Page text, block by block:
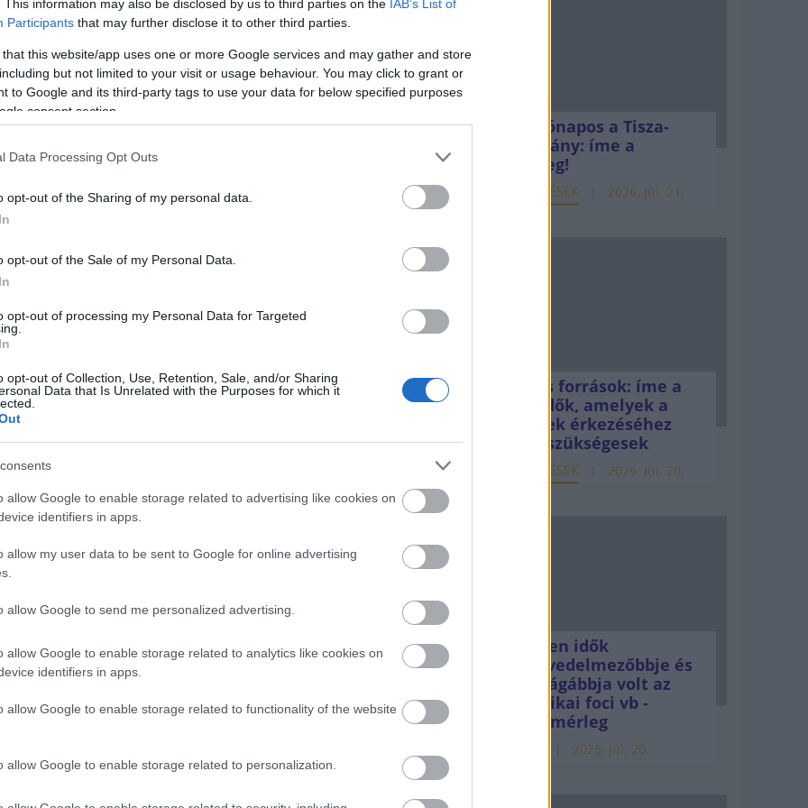
This information may also be disclosed by us to third parties on the IAB’s List of
Participants that may further disclose it to other third parties.
that this website/app uses one or more Google services and may gather and store
but not limited to your visit or usage behaviour. You may click to grant or
to Google and its third-party tags to use your data for below specified purposes
consent section.
Data Processing Opt Outs
opt-out of the Sharing of my personal data.
opt-out of the Sale of my Personal Data.
opt-out of processing my Personal Data for Targeted
opt-out of Collection, Use, Retention, Sale, and/or Sharing
Data that Is Unrelated with the Purposes for which it
allow Google to enable storage related to advertising like cookies on
identifiers in apps.
allow my user data to be sent to Google for online advertising
allow Google to send me personalized advertising.
allow Google to enable storage related to analytics like cookies on
identifiers in apps.
allow Google to enable storage related to functionality of the website
allow Google to enable storage related to personalization.
meg az ügyfelek az inflációt
korábbi elhalasztott inflációs díjemelést
is bármikor érvényesíthetik a bankok a
fizetési számlák költségeiben és díjaiban. Az
együttesen 8,1 százalék lenne. Ezt a
az MBH Bank alkalmazza
mértékével vagy valamivel az alatt emeli a
a bejelentett változtatásokat Gergely Péter, a
pénzügyi szakértője A későbbiekben az elhalasztott, 3,7
is érvényesíthetnék, de ennek már kicsi a
most nem tették meg.
a MagNet Bank új számlacsomagokat vezetett be idén
tavaly ősszel, amivel egyidőben a régi számlacsomagok
július 1-től.
és kártyadíjak az MBH-nál
Kéthónapos a Tisza-
kormány: íme a
mérleg!
ELEMZÉSEK 2026. júl. 21.
Uniós források: íme a
teendők, amelyek a
pénzek érkezéséhez
még szükségesek
ELEMZÉSEK 2026. júl. 20.
Minden idők
legjövedelmezőbbje és
legdrágábbja volt az
amerikai foci vb -
gyorsmérleg
2026. júl. 20.